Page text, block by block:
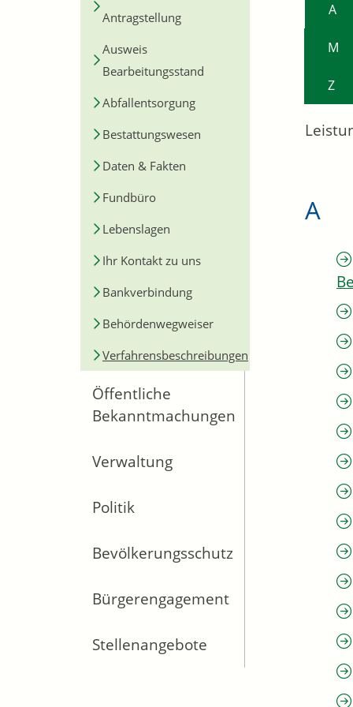
Antragstellung
Ausweis
Bearbeitungsstand
Abfallentsorgung
Bestattungswesen
Daten & Fakten
Fundbüro
Lebenslagen
Ihr Kontakt zu uns
Bankverbindung
Behördenwegweiser
Verfahrensbeschreibungen
Öffentliche
Bekanntmachungen
Verwaltung
Politik
Bevölkerungsschutz
Bürgerengagement
Stellenangebote
A
M
Z
A